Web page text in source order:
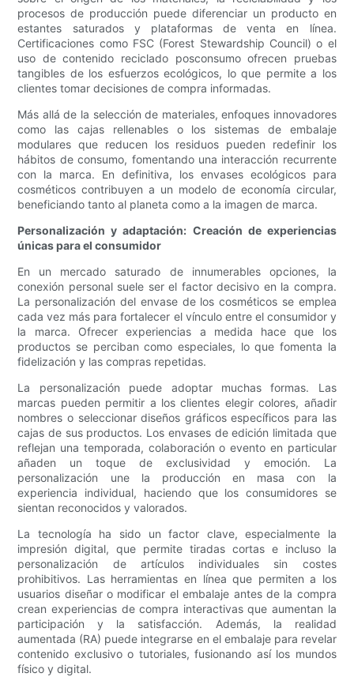
procesos de producción puede diferenciar un producto en
estantes saturados y plataformas de venta en línea.
Certificaciones como FSC (Forest Stewardship Council) o el
uso de contenido reciclado posconsumo ofrecen pruebas
tangibles de los esfuerzos ecológicos, lo que permite a los
clientes tomar decisiones de compra informadas.
Más allá de la selección de materiales, enfoques innovadores
como las cajas rellenables o los sistemas de embalaje
modulares que reducen los residuos pueden redefinir los
hábitos de consumo, fomentando una interacción recurrente
con la marca. En definitiva, los envases ecológicos para
cosméticos contribuyen a un modelo de economía circular,
beneficiando tanto al planeta como a la imagen de marca.
Personalización y adaptación: Creación de experiencias
únicas para el consumidor
En un mercado saturado de innumerables opciones, la
conexión personal suele ser el factor decisivo en la compra.
La personalización del envase de los cosméticos se emplea
cada vez más para fortalecer el vínculo entre el consumidor y
la marca. Ofrecer experiencias a medida hace que los
productos se perciban como especiales, lo que fomenta la
fidelización y las compras repetidas.
La personalización puede adoptar muchas formas. Las
marcas pueden permitir a los clientes elegir colores, añadir
nombres o seleccionar diseños gráficos específicos para las
cajas de sus productos. Los envases de edición limitada que
reflejan una temporada, colaboración o evento en particular
añaden un toque de exclusividad y emoción. La
personalización une la producción en masa con la
experiencia individual, haciendo que los consumidores se
sientan reconocidos y valorados.
La tecnología ha sido un factor clave, especialmente la
impresión digital, que permite tiradas cortas e incluso la
personalización de artículos individuales sin costes
prohibitivos. Las herramientas en línea que permiten a los
usuarios diseñar o modificar el embalaje antes de la compra
crean experiencias de compra interactivas que aumentan la
participación y la satisfacción. Además, la realidad
aumentada (RA) puede integrarse en el embalaje para revelar
contenido exclusivo o tutoriales, fusionando así los mundos
físico y digital.